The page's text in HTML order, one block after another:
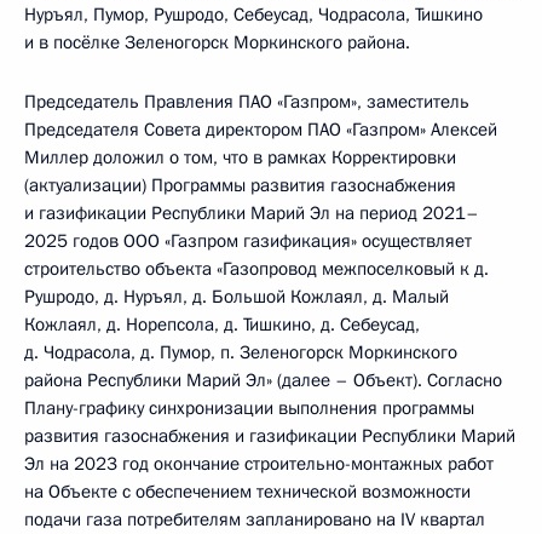
Нуръял, Пумор, Рушродо, Себеусад, Чодрасола, Тишкино
и в посёлке Зеленогорск Моркинского района.
Председатель Правления ПАО «Газпром», заместитель
Председателя Совета директором ПАО «Газпром» Алексей
Миллер доложил о том, что в рамках Корректировки
(актуализации) Программы развития газоснабжения
и газификации Республики Марий Эл на период 2021–
2025 годов ООО «Газпром газификация» осуществляет
строительство объекта «Газопровод межпоселковый к д.
Рушродо, д. Нуръял, д. Большой Кожлаял, д. Малый
Кожлаял, д. Норепсола, д. Тишкино, д. Себеусад,
д. Чодрасола, д. Пумор, п. Зеленогорск Моркинского
района Республики Марий Эл» (далее – Объект). Согласно
Плану-графику синхронизации выполнения программы
развития газоснабжения и газификации Республики Марий
Эл на 2023 год окончание строительно-монтажных работ
на Объекте с обеспечением технической возможности
подачи газа потребителям запланировано на IV квартал